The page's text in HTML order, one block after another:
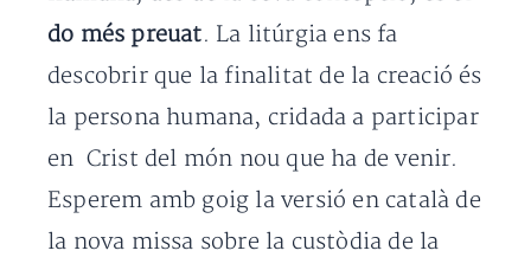
do més preuat. La litúrgia ens fa
descobrir que la finalitat de la creació és
la persona humana, cridada a participar
en Crist del món nou que ha de venir.
Esperem amb goig la versió en català de
la nova missa sobre la custòdia de la